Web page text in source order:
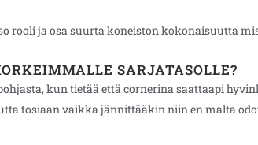
rooli ja osa suurta koneiston kokonaisuutta
SARJATASOLLE?
kun tietää että cornerina saattaapi
tosiaan vaikka jännittääkin niin en malta